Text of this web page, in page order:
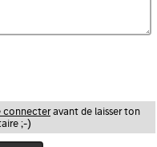
connecteravant de laisser ton
;-)